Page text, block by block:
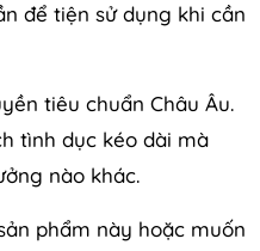
để tiện sử dụng khi cần
tiêu chuẩn Châu Âu.
tình dục kéo dài mà
nào khác.
phẩm này hoặc muốn